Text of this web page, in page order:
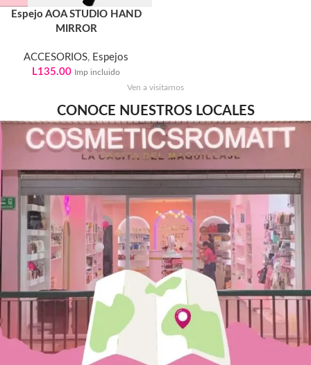
Espejo AOA STUDIO HAND
MIRROR
ACCESORIOS, Espejos
L135.00 Imp incluido
Ven a visitarnos
CONOCE NUESTROS LOCALES